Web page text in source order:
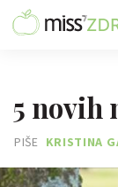
5 novih
PIŠE KRISTINA